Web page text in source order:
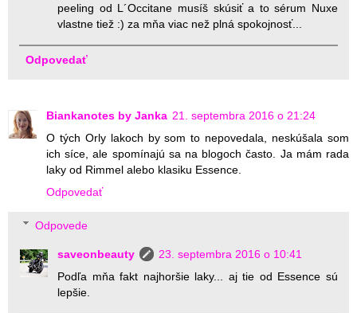
peeling od L´Occitane musíš skúsiť a to sérum Nuxe
vlastne tiež :) za mňa viac než plná spokojnosť...
Odpovedať
Biankanotes by Janka 21. septembra 2016 o 21:24
O tých Orly lakoch by som to nepovedala, neskúšala som
ich síce, ale spomínajú sa na blogoch často. Ja mám rada
laky od Rimmel alebo klasiku Essence.
Odpovedať
Odpovede
saveonbeauty
23. septembra 2016 o 10:41
Podľa mňa fakt najhoršie laky... aj tie od Essence sú
lepšie.